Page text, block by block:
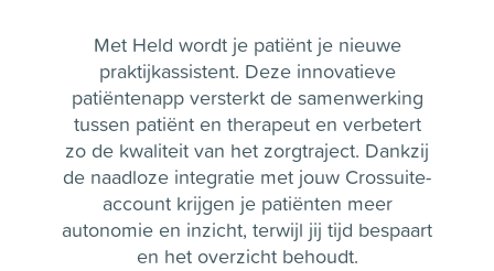
Met Held wordt je patiënt je nieuwe
praktijkassistent. Deze innovatieve
patiëntenapp versterkt de samenwerking
tussen patiënt en therapeut en verbetert
zo de kwaliteit van het zorgtraject. Dankzij
de naadloze integratie met jouw Crossuite-
account krijgen je patiënten meer
autonomie en inzicht, terwijl jij tijd bespaart
en het overzicht behoudt.